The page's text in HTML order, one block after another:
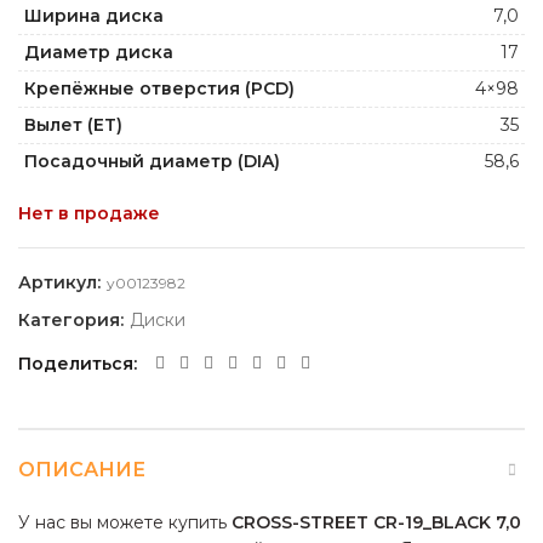
Ширина диска
7,0
Диаметр диска
17
Крепёжные отверстия (PCD)
4×98
Вылет (ET)
35
Посадочный диаметр (DIA)
58,6
Нет в продаже
Артикул: y00123982
Категория: Диски
Поделиться
ОПИСАНИЕ
У нас вы можете купить CROSS-STREET CR-19_BLACK 7,0